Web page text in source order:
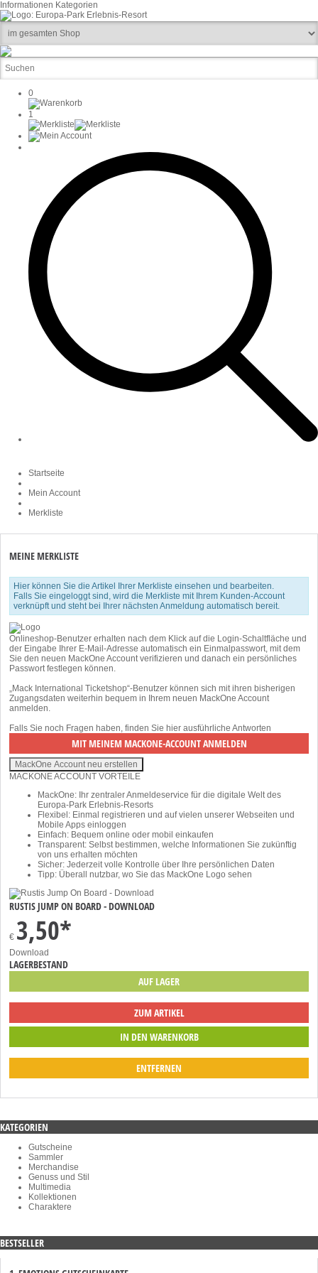
Informationen Kategorien
0
1
Startseite
Mein Account
Merkliste
MEINE MERKLISTE
Hier können Sie die Artikel Ihrer Merkliste einsehen und bearbeiten.
Falls Sie eingeloggt sind, wird die Merkliste mit Ihrem Kunden-Account
verknüpft und steht bei Ihrer nächsten Anmeldung automatisch bereit.
Onlineshop-Benutzer erhalten nach dem Klick auf die Login-Schaltfläche und
der Eingabe Ihrer E-Mail-Adresse automatisch ein Einmalpasswort, mit dem
Sie den neuen MackOne Account verifizieren und danach ein persönliches
Passwort festlegen können.
„Mack International Ticketshop“-Benutzer können sich mit ihren bisherigen
Zugangsdaten weiterhin bequem in Ihrem neuen MackOne Account
anmelden.
Falls Sie noch Fragen haben, finden Sie hier ausführliche Antworten
MACKONE ACCOUNT VORTEILE
MackOne: Ihr zentraler Anmeldeservice für die digitale Welt des
Europa-Park Erlebnis-Resorts
Flexibel: Einmal registrieren und auf vielen unserer Webseiten und
Mobile Apps einloggen
Einfach: Bequem online oder mobil einkaufen
Transparent: Selbst bestimmen, welche Informationen Sie zukünftig
von uns erhalten möchten
Sicher: Jederzeit volle Kontrolle über Ihre persönlichen Daten
Tipp: Überall nutzbar, wo Sie das MackOne Logo sehen
RUSTIS JUMP ON BOARD - DOWNLOAD
€ 3,50*
Download
LAGERBESTAND
AUF LAGER
ZUM ARTIKEL
ENTFERNEN
KATEGORIEN
Gutscheine
Sammler
Merchandise
Genuss und Stil
Multimedia
Kollektionen
Charaktere
BESTSELLER